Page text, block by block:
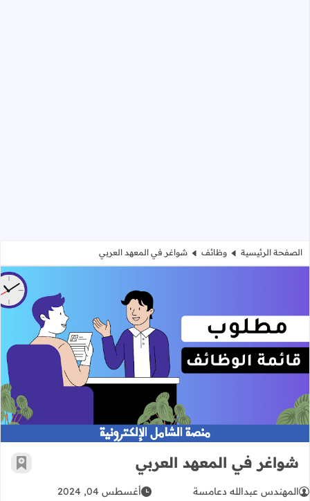
الصفحة الرئيسية وظائف شواغر في المعهد العربي
شواغر في المعهد العربي
شواغر في المعهد العربي أضف
المهندس عبدالله دعامسة
أغسطس 04, 2024